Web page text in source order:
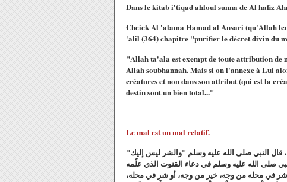
Dans le kitab i'tiqad ahloul sunna de Al hafiz
Cheick Al 'alama Hamad al Ansari (qu'Allah
'alil (364) chapitre "purifier le décret divin du
"Allah ta'ala est exempt de toute attribution de
Allah soubhannah. Mais si on l'annexe à Lui
créatures et non dans son attribut (qui est la
destin sont un bien total..."
Le mal est un mal relatif.
قال النبي صلى الله عليه وسلم "والشر ليس إليك"
صلى الله عليه وسلم في دعاء القنوت الذي علّمه
في محله من وجه، خير من وجه، أو شر في محله،